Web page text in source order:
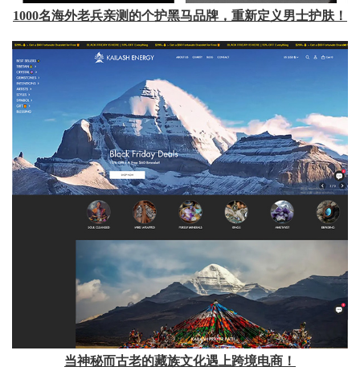
1000名海外老兵亲测的个护黑马品牌，重新定义男士护肤！
当神秘而古老的藏族文化遇上跨境电商！